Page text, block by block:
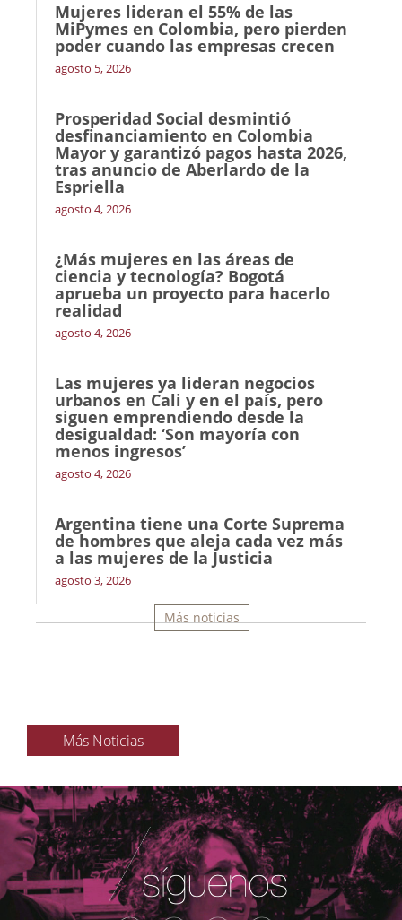
Mujeres lideran el 55% de las
MiPymes en Colombia, pero pierden
poder cuando las empresas crecen
agosto 5, 2026
Prosperidad Social desmintió
desfinanciamiento en Colombia
Mayor y garantizó pagos hasta 2026,
tras anuncio de Aberlardo de la
Espriella
agosto 4, 2026
¿Más mujeres en las áreas de
ciencia y tecnología? Bogotá
aprueba un proyecto para hacerlo
realidad
agosto 4, 2026
Las mujeres ya lideran negocios
urbanos en Cali y en el país, pero
siguen emprendiendo desde la
desigualdad: ‘Son mayoría con
menos ingresos’
agosto 4, 2026
Argentina tiene una Corte Suprema
de hombres que aleja cada vez más
a las mujeres de la Justicia
agosto 3, 2026
Más noticias
Más Noticias